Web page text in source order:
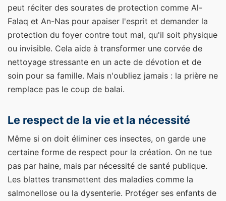
peut réciter des sourates de protection comme Al-
Falaq et An-Nas pour apaiser l'esprit et demander la
protection du foyer contre tout mal, qu'il soit physique
ou invisible. Cela aide à transformer une corvée de
nettoyage stressante en un acte de dévotion et de
soin pour sa famille. Mais n'oubliez jamais : la prière ne
remplace pas le coup de balai.
Le respect de la vie et la nécessité
Même si on doit éliminer ces insectes, on garde une
certaine forme de respect pour la création. On ne tue
pas par haine, mais par nécessité de santé publique.
Les blattes transmettent des maladies comme la
salmonellose ou la dysenterie. Protéger ses enfants de